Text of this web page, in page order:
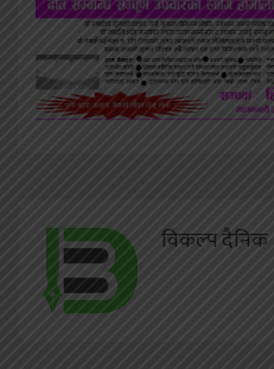
विकल्प दैनिक